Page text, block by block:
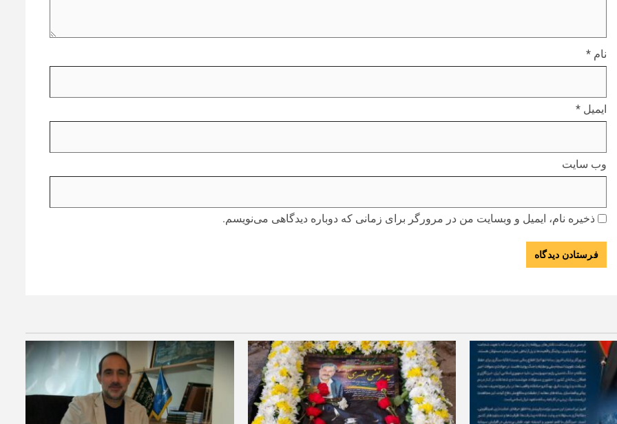
نام *
ایمیل *
وب‌ سایت
ذخیره نام، ایمیل و وبسایت من در مرورگر برای زمانی که دوباره دیدگاهی می‌نویسم.